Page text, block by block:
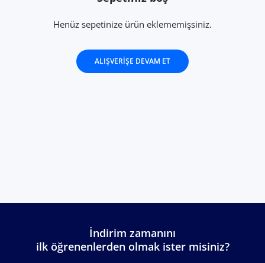
Henüz sepetinize ürün eklememişsiniz.
ALIŞVERIŞE DEVAM ET
İndirim zamanını
ilk öğrenenlerden olmak ister misiniz?